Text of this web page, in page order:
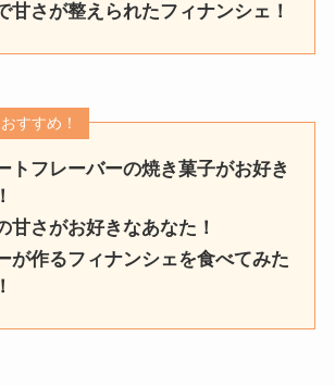
甘さが整えられたフィナンシェ！
すすめ！
トフレーバーの焼き菓子がお好き
甘さがお好きなあなた！
が作るフィナンシェを食べてみた